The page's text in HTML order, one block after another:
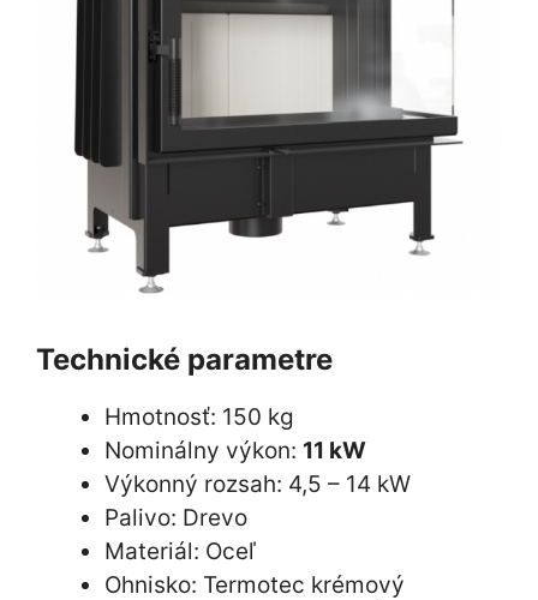
Technické parametre
Hmotnosť: 150 kg
Nominálny výkon: 11 kW
Výkonný rozsah: 4,5 – 14 kW
Palivo: Drevo
Materiál: Oceľ
Ohnisko: Termotec krémový